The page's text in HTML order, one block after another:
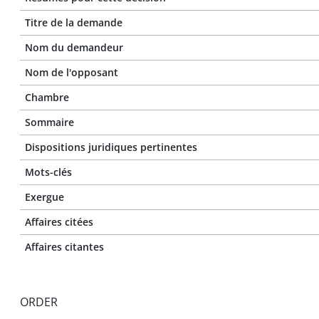
Titre de la demande
Nom du demandeur
Nom de l'opposant
Chambre
Sommaire
Dispositions juridiques pertinentes
Mots-clés
Exergue
Affaires citées
Affaires citantes
ORDER